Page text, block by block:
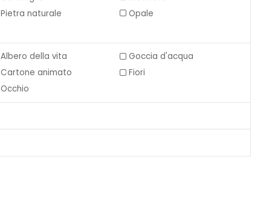
Pietra naturale
Opale
Albero della vita
Goccia d'acqua
Cartone animato
Fiori
Occhio